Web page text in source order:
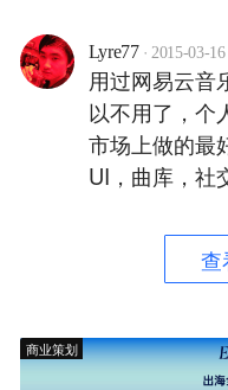
Lyre77 · 2015-03-16
用过网易云音
以不用了，个
市场上做的最
UI，曲库，社
查
商业策划